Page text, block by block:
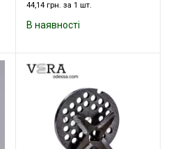
44,14 грн. за 1 шт.
В наявності